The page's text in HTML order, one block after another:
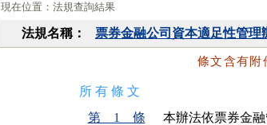
現在位置：法規查詢結果
法規名稱： 票券金融公司資本適足性管理
條文含有附
所 有 條 文
第 1 條
本辦法依票券金